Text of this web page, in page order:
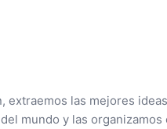
extraemos las mejores
mundo y las